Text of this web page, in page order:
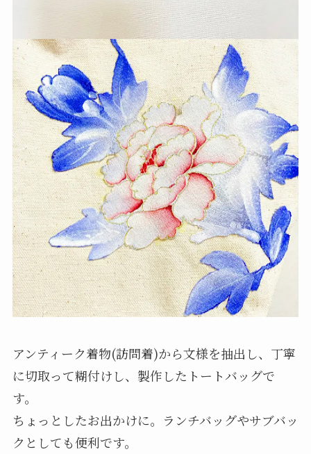
アンティーク着物(訪問着)から文様を抽出し、丁寧
に切取って糊付けし、製作したトートバッグで
す。
ちょっとしたお出かけに。ランチバッグやサブバッ
クとしても便利です。